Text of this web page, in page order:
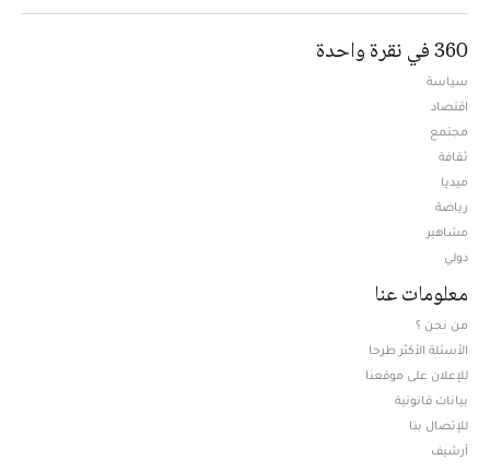
360 في نقرة واحدة
سياسة
اقتصاد
مجتمع
ثقافة
ميديا
رياضة
مشاهير
دولي
معلومات عنا
من نحن ؟
الأسئلة الأكثر طرحا
للإعلان على موقعنا
بيانات قانونية
للإتصال بنا
أرشيف